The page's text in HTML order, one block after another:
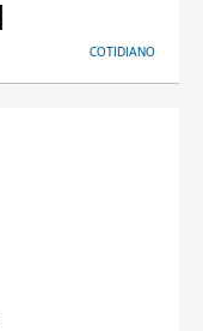
COTIDIANO